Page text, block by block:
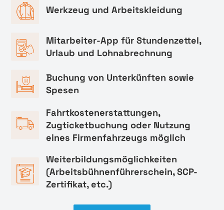
Werkzeug und Arbeitskleidung
Mitarbeiter-App für Stundenzettel,
Urlaub und Lohnabrechnung
Buchung von Unterkünften sowie
Spesen
Fahrtkostenerstattungen,
Zugticketbuchung oder Nutzung
eines Firmenfahrzeugs möglich
Weiterbildungsmöglichkeiten
(Arbeitsbühnenführerschein, SCP-
Zertifikat, etc.)